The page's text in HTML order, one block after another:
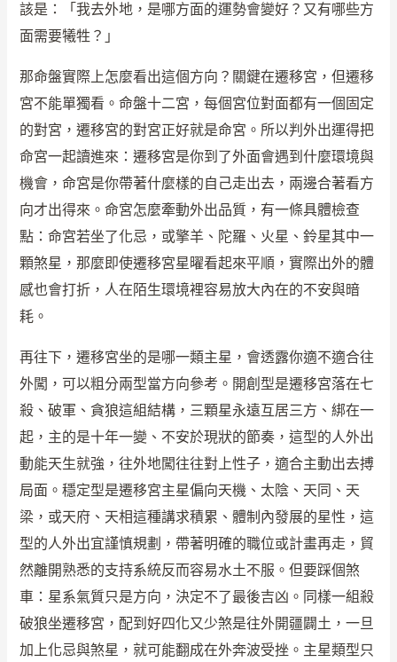
該是：「我去外地，是哪方面的運勢會變好？又有哪些方
面需要犧牲？」
那命盤實際上怎麼看出這個方向？關鍵在遷移宮，但遷移
宮不能單獨看。命盤十二宮，每個宮位對面都有一個固定
的對宮，遷移宮的對宮正好就是命宮。所以判外出運得把
命宮一起讀進來：遷移宮是你到了外面會遇到什麼環境與
機會，命宮是你帶著什麼樣的自己走出去，兩邊合著看方
向才出得來。命宮怎麼牽動外出品質，有一條具體檢查
點：命宮若坐了化忌，或擎羊、陀羅、火星、鈴星其中一
顆煞星，那麼即使遷移宮星曜看起來平順，實際出外的體
感也會打折，人在陌生環境裡容易放大內在的不安與暗
耗。
再往下，遷移宮坐的是哪一類主星，會透露你適不適合往
外闖，可以粗分兩型當方向參考。開創型是遷移宮落在七
殺、破軍、貪狼這組結構，三顆星永遠互居三方、綁在一
起，主的是十年一變、不安於現狀的節奏，這型的人外出
動能天生就強，往外地闖往往對上性子，適合主動出去搏
局面。穩定型是遷移宮主星偏向天機、太陰、天同、天
梁，或天府、天相這種講求積累、體制內發展的星性，這
型的人外出宜謹慎規劃，帶著明確的職位或計畫再走，貿
然離開熟悉的支持系統反而容易水土不服。但要踩個煞
車：星系氣質只是方向，決定不了最後吉凶。同樣一組殺
破狼坐遷移宮，配到好四化又少煞是往外開疆闢土，一旦
加上化忌與煞星，就可能翻成在外奔波受挫。主星類型只